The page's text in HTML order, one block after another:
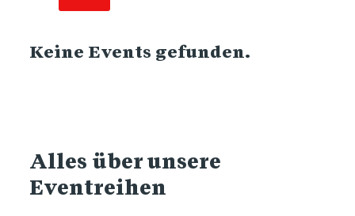
Keine Events gefunden.
Alles über unsere
Eventreihen